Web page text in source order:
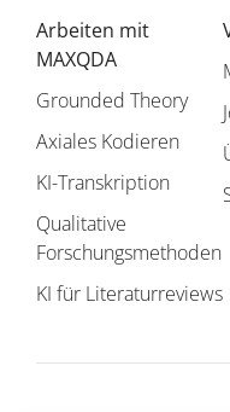
Arbeiten mit
MAXQDA
Grounded Theory
Axiales Kodieren
KI-Transkription
Qualitative
Forschungsmethoden
KI für Literaturreviews